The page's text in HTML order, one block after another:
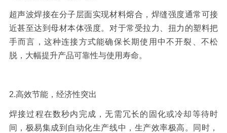
超声波焊接在分子层面实现材料熔合，焊缝强度通常可接
近甚至达到母材本体强度。对于常受拉力、扭力的塑料把
手而言，这种连接方式能确保长期使用中不开裂、不松
脱，大幅提升产品可靠性与使用寿命。
2.高效节能，经济性突出
焊接过程在数秒内完成，无需冗长的固化或冷却等待时
间，极易集成到自动化生产线中，生产效率极高。同时，